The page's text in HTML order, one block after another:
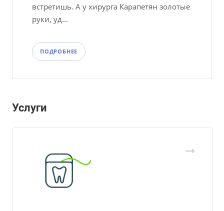
встретишь. А у хирурга Карапетян золотые
руки, уд...
ПОДРОБНЕЕ
Услуги